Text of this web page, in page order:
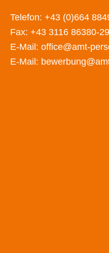
Telefon: +43 (0)664
Fax: +43 3116 86380-29
E-Mail: office@amt-
E-Mail: